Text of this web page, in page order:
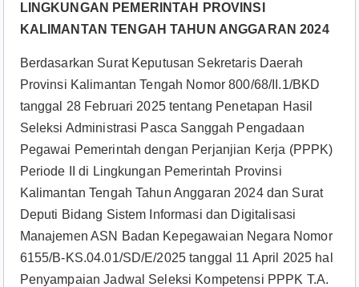
LINGKUNGAN PEMERINTAH PROVINSI
KALIMANTAN TENGAH TAHUN ANGGARAN 2024
Berdasarkan Surat Keputusan Sekretaris Daerah
Provinsi Kalimantan Tengah Nomor 800/68/II.1/BKD
tanggal 28 Februari 2025 tentang Penetapan Hasil
Seleksi Administrasi Pasca Sanggah Pengadaan
Pegawai Pemerintah dengan Perjanjian Kerja (PPPK)
Periode II di Lingkungan Pemerintah Provinsi
Kalimantan Tengah Tahun Anggaran 2024 dan Surat
Deputi Bidang Sistem Informasi dan Digitalisasi
Manajemen ASN Badan Kepegawaian Negara Nomor
6155/B-KS.04.01/SD/E/2025 tanggal 11 April 2025 hal
Penyampaian Jadwal Seleksi Kompetensi PPPK T.A.